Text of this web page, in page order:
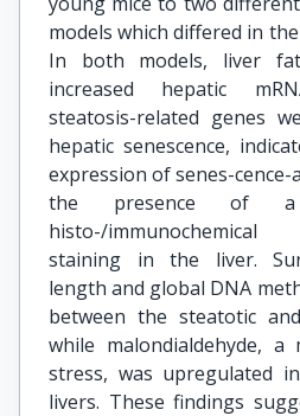
models which differed in
In both models, liver
increased hepatic
steatosis-related genes
hepatic senescence,
expression of senes-cence-
the presence of
histo-/immunochemical
staining in the liver.
length and global DNA
between the steatotic
while malondialdehyde,
stress, was upregulated
livers. These findings